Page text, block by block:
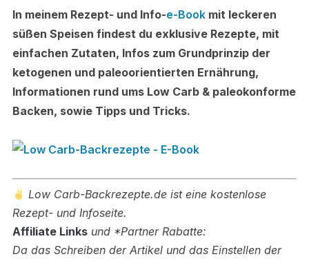
In meinem Rezept- und Info-e-Bookmit leckeren
süßen Speisen findest du exklusive Rezepte, mit
einfachen Zutaten, Infos zum Grundprinzip der
ketogenen und paleoorientierten Ernährung,
Informationen rund ums Low Carb & paleokonforme
Backen, sowie Tipps und Tricks.
Low Carb-Backrezepte.de ist eine kostenlose
Rezept- und Infoseite.
Affiliate Linksund *Partner Rabatte:
Da das Schreiben der Artikel und das Einstellen der